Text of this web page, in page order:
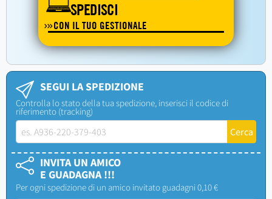
SPEDISCI
CON IL TUO GESTIONALE
SEGUI LA SPEDIZIONE
Controlla lo stato della tua spedizione, inserisci il codice di
riferimento (tracking)
INVITA UN AMICO
E GUADAGNA !!!
Per ogni spedizione di un amico invitato guadagni 0,10 €